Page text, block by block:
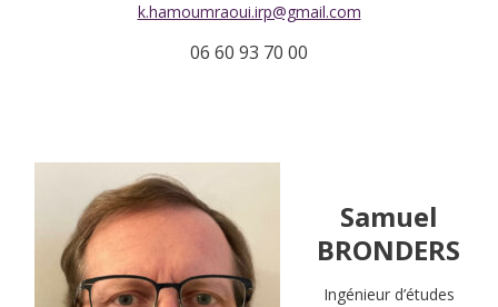
k.hamoumraoui.irp@gmail.com
06 60 93 70 00
Samuel
BRONDERS
Ingénieur d’études